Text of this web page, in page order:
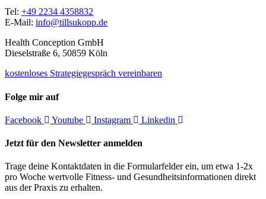
Tel: +49 2234 4358832
E-Mail: info@tillsukopp.de
Health Conception GmbH
Dieselstraße 6, 50859 Köln
kostenloses Strategiegespräch vereinbaren
Folge mir auf
Facebook Youtube Instagram Linkedin
Jetzt für den Newsletter anmelden
Trage deine Kontaktdaten in die Formularfelder ein, um etwa 1-2x
pro Woche wertvolle Fitness- und Gesundheitsinformationen direkt
aus der Praxis zu erhalten.